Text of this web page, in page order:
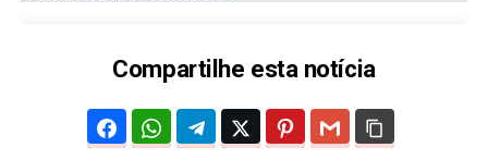
Compartilhe esta notícia